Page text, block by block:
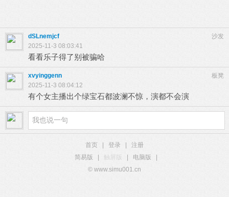
沙发
dSLnemjcf
2025-11-3 08:03:41
看看乐子得了别被骗哈
板凳
xvyinggenn
2025-11-3 08:04:12
有个女主播出个绿宝石都波澜不惊，演都不会演
首页 登录
注册
简易版
触屏版 电脑版
© www.simu001.cn